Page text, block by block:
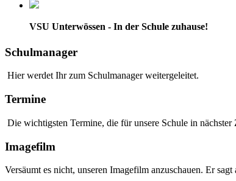
VSU Unterwössen - In der Schule zuhause!
Schulmanager
Hier werdet Ihr zum Schulmanager weitergeleitet.
Termine
Die wichtigsten Termine, die für unsere Schule in nächster
Imagefilm
Versäumt es nicht, unseren Imagefilm anzuschauen. Er